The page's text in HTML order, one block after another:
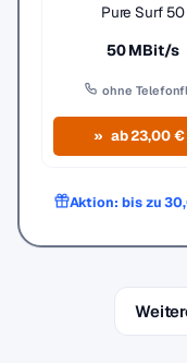
Pure Surf 50
50 MBit/s
ohne
ab 23,00 €
Aktion: bis zu